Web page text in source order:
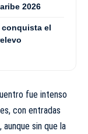
2026
conquista el
fue intenso
con entradas
sin que la